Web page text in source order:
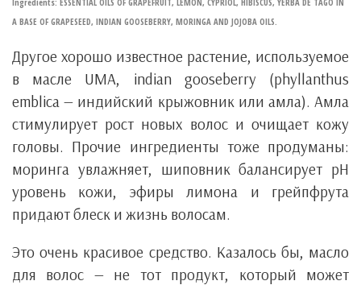
Ingredients: ESSENTIAL OILS OF GRAPEFRUIT, LEMON, CYPRIOL, HIBISCUS, YERBA DE TAGO IN
A BASE OF GRAPESEED, INDIAN GOOSEBERRY, MORINGA AND JOJOBA OILS.
Другое хорошо известное растение, используемое
в масле UMA, indian gooseberry (phyllanthus
emblica — индийский крыжовник или амла). Амла
стимулирует рост новых волос и очищает кожу
головы. Прочие ингредиенты тоже продуманы:
моринга увлажняет, шиповник балансирует pH
уровень кожи, эфиры лимона и грейпфрута
придают блеск и жизнь волосам.
Это очень красивое средство. Казалось бы, масло
для волос — не тот продукт, который может